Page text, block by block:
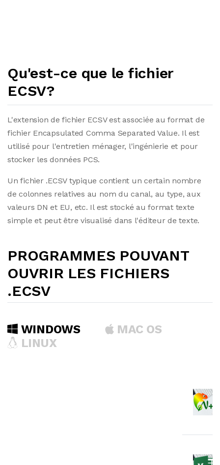
Qu'est-ce que le fichier
ECSV?
L'extension de fichier ECSV est associée au format de
fichier Encapsulated Comma Separated Value. Il est
utilisé pour l'entretien ménager, l'ingénierie et pour
stocker les données PCS.
Un fichier .ECSV typique contient un certain nombre
de colonnes relatives au nom du canal, au type, aux
valeurs DN et EU, etc. Il est stocké au format texte
simple et peut être visualisé dans l'éditeur de texte.
PROGRAMMES POUVANT
OUVRIR LES FICHIERS
.ECSV
WINDOWS
MAC OS
LINUX